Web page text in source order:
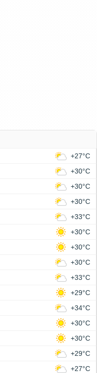
+27°C
+30°C
+30°C
+30°C
+33°C
+30°C
+30°C
+30°C
+33°C
+29°C
+34°C
+30°C
+30°C
+29°C
+27°C